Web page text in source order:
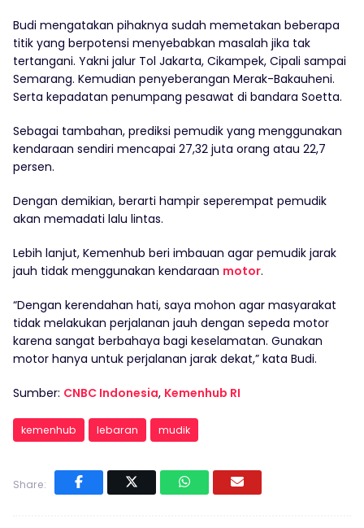
Budi mengatakan pihaknya sudah memetakan beberapa
titik yang berpotensi menyebabkan masalah jika tak
tertangani. Yakni jalur Tol Jakarta, Cikampek, Cipali sampai
Semarang. Kemudian penyeberangan Merak-Bakauheni.
Serta kepadatan penumpang pesawat di bandara Soetta.
Sebagai tambahan, prediksi pemudik yang menggunakan
kendaraan sendiri mencapai 27,32 juta orang atau 22,7
persen.
Dengan demikian, berarti hampir seperempat pemudik
akan memadati lalu lintas.
Lebih lanjut, Kemenhub beri imbauan agar pemudik jarak
jauh tidak menggunakan kendaraan motor.
“Dengan kerendahan hati, saya mohon agar masyarakat
tidak melakukan perjalanan jauh dengan sepeda motor
karena sangat berbahaya bagi keselamatan. Gunakan
motor hanya untuk perjalanan jarak dekat,” kata Budi.
Sumber: CNBC Indonesia, Kemenhub RI
kemenhub lebaran mudik
Share: